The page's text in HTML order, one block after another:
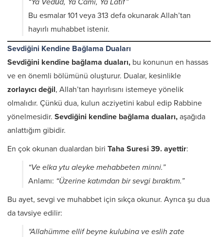
“Ya Vedûd, Ya Cami, Ya Latif”
Bu esmalar 101 veya 313 defa okunarak Allah’tan
hayırlı muhabbet istenir.
Sevdiğini Kendine Bağlama Duaları
Sevdiğini kendine bağlama duaları, bu konunun en hassas
ve en önemli bölümünü oluşturur. Dualar, kesinlikle
zorlayıcı değil, Allah’tan hayırlısını istemeye yönelik
olmalıdır. Çünkü dua, kulun acziyetini kabul edip Rabbine
yönelmesidir. Sevdiğini kendine bağlama duaları, aşağıda
anlattığım gibidir.
En çok okunan dualardan biri Taha Suresi 39. ayettir:
“Ve elka ytu aleyke mehabbeten minni.”
Anlamı: “Üzerine katımdan bir sevgi bıraktım.”
Bu ayet, sevgi ve muhabbet için sıkça okunur. Ayrıca şu dua
da tavsiye edilir:
“Allahümme ellif beyne kulubina ve eslih zate